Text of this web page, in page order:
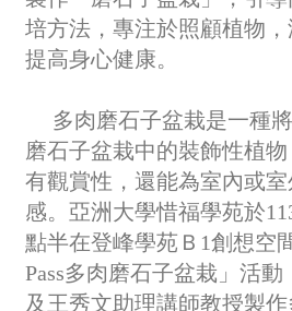
培方法，專注於照顧植物，
提高身心健康。
多肉磨石子盆栽是一種
磨石子盆栽中的裝飾性植
有觀賞性，還能為室內或
感。亞洲大學惜福學苑於
點半在登峰學苑Ｂ1創想空
Pass多肉磨石子盆栽」活動
及王秀文助理講師教授製作